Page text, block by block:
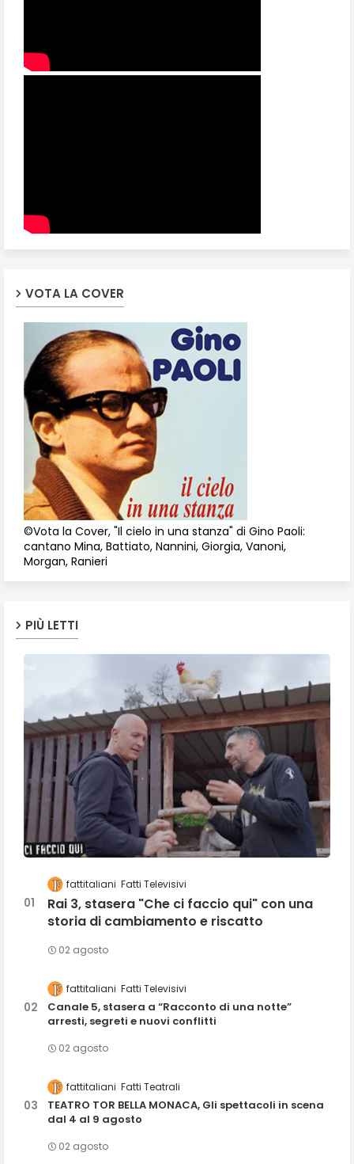
VOTA LA COVER
©Vota la Cover, "Il cielo in una stanza" di Gino Paoli:
cantano Mina, Battiato, Nannini, Giorgia, Vanoni,
Morgan, Ranieri
PIÙ LETTI
fattitaliani Fatti Televisivi
Rai 3, stasera "Che ci faccio qui" con una
storia di cambiamento e riscatto
02 agosto
fattitaliani Fatti Televisivi
Canale 5, stasera a “Racconto di una notte”
arresti, segreti e nuovi conflitti
02 agosto
fattitaliani Fatti Teatrali
TEATRO TOR BELLA MONACA, Gli spettacoli in scena
dal 4 al 9 agosto
02 agosto